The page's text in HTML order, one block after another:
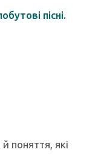
пісні.
поняття, які